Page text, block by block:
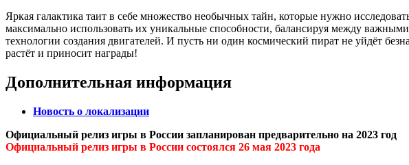
Яркая галактика таит в себе множество необычных тайн, которые нужно
максимально использовать их уникальные способности, балансируя между
технологии создания двигателей. И пусть ни один космический пират не уйдёт
растёт и приносит награды!
Дополнительная информация
Новость о локализации
Официальный релиз игры в России запланирован предварительно на 2023 год
Официальный релиз игры в России состоялся 26 мая 2023 года